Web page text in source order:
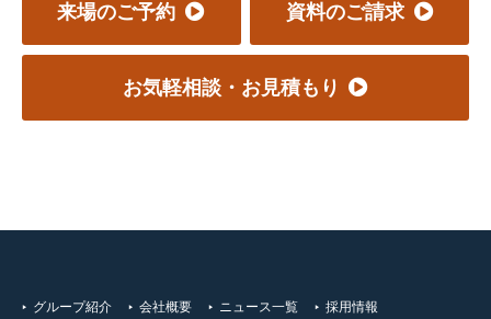
来場のご予約
お気軽相談・お見積もり
資料のご請求
グループ紹介 会社概要 ニュース一覧 採用情報